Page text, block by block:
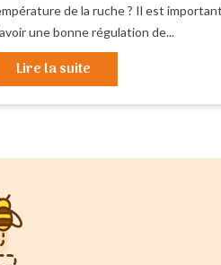
de la ruche ? Il est important
une bonne régulation de...
Lire la suite